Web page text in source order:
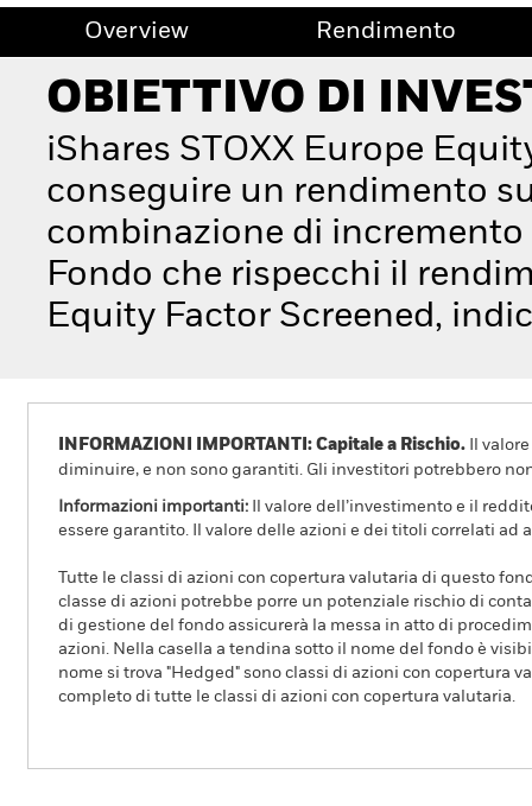
Overview Rendimento
OBIETTIVO DI
iShares STOXX Europe
conseguire un rendimento
combinazione di
Fondo che rispecchi il
Equity Factor Screened,
INFORMAZIONI IMPORTANTI: Capitale a Rischio. Il
diminuire, e non sono garantiti. Gli investitori potrebbero
Informazioni importanti: Il valore dell’investimento e il
essere garantito. Il valore delle azioni e dei titoli correlati
Tutte le classi di azioni con copertura valutaria di questo
classe di azioni potrebbe porre un potenziale rischio di
di gestione del fondo assicurerà la messa in atto di
azioni. Nella casella a tendina sotto il nome del fondo è
nome si trova "Hedged" sono classi di azioni con copertura
completo di tutte le classi di azioni con copertura valutaria.